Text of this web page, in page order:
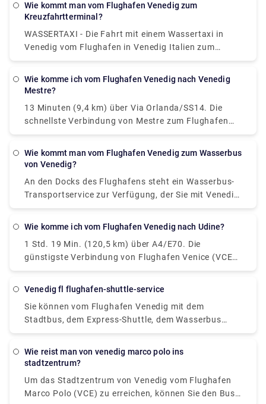
Plaza Venice East, ein IHG Hotel.
Wie kommt man vom Flughafen Venedig zum
Kreuzfahrtterminal?
WASSERTAXI - Die Fahrt mit einem Wassertaxi in
Venedig vom Flughafen in Venedig Italien zum
Kreuzfahrtterminal in Venedig ist die teuerste Art,
daran, dass Wassertaxis die „Limousinen von
zur Stazione Marittima über 90 € bezahlen könnten.
Wie komme ich vom Flughafen Venedig nach Venedig
Mestre?
13 Minuten (9,4 km) über Via Orlanda/SS14. Die
schnellste Verbindung von Mestre zum Flughafen
Venice Marco Polo ist per Taxi, kostet 9 € - 11 € und
zwischen Mestre und Flughafen Venedig Marco
Popolo nach Venice Marco Polo Airport.
Wie kommt man vom Flughafen Venedig zum Wasserbus
von Venedig?
An den Docks des Flughafens steht ein Wasserbus-
Transportservice zur Verfügung, der Sie mit Venedig
und den wichtigsten venezianischen Inseln (Murano,
der hellblauen Wegweiser für „Wassertransport“ und
erreichen Sie die 1. Etage der Termina . Hier finden
Sie den Moving Walkway, einen erhöhten
Fußgängerweg mit Rollteppichen, der Sie zum Dock
führt. In Venedig: an der Wasserbushaltestelle
Nuove und Guglie. Venezianische Inseln: an der
Wasserbushaltestelle Alilaguna von Murano,
von Alilaguna angeboten.
Wie komme ich vom Flughafen Venedig nach Udine?
1 Std. 19 Min. (120,5 km) über A4/E70. Die
günstigste Verbindung von Flughafen Venice (VCE)
nach Udine ist per Bus, kostet €8 - €11 und dauert
venedig fl flughafen-shuttle-service
Sie können vom Flughafen Venedig mit dem
Stadtbus, dem Express-Shuttle, dem Wasserbus
oder dem Taxi nach Venedig gelangen. Sie können
dem Bus dauert etwa 30 Minuten, der Fahrpreis
Minuten, und Sie müssen für eine solche Fahrt 7
Euro bezahlen.
wie reist man von venedig marco polo ins
stadtzentrum?
Um das Stadtzentrum von Venedig vom Flughafen
Marco Polo (VCE) zu erreichen, können Sie den Bus